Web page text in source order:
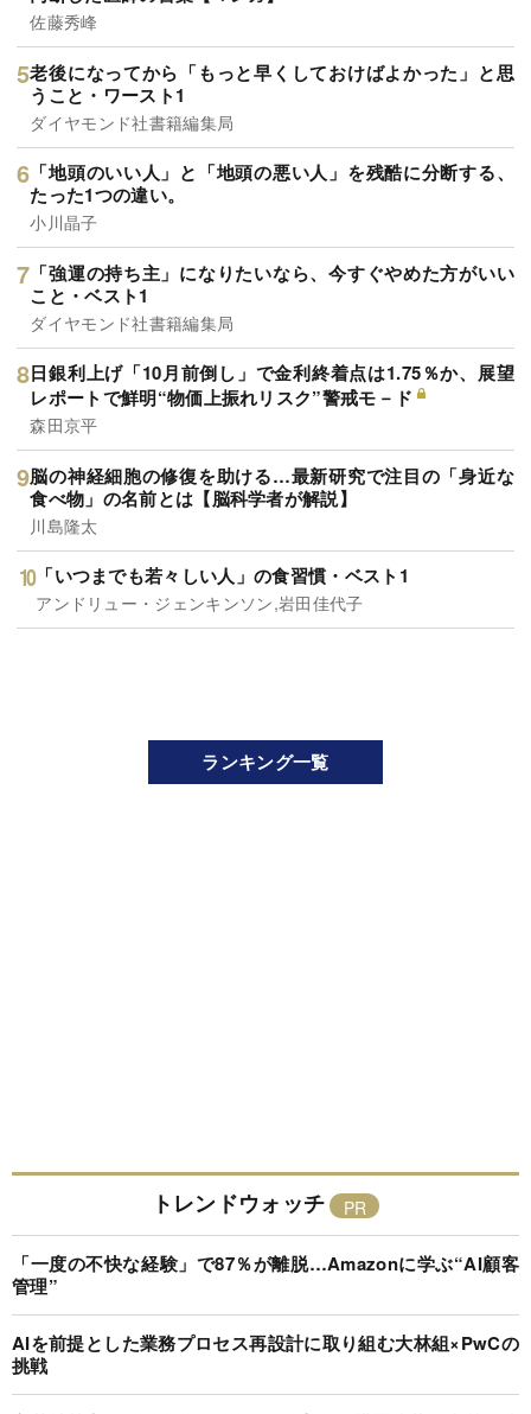
佐藤秀峰
老後になってから「もっと早くしておけばよかった」と思
うこと・ワースト1
ダイヤモンド社書籍編集局
「地頭のいい人」と「地頭の悪い人」を残酷に分断する、
たった1つの違い。
小川晶子
「強運の持ち主」になりたいなら、今すぐやめた方がいい
こと・ベスト1
ダイヤモンド社書籍編集局
日銀利上げ「10月前倒し」で金利終着点は1.75％か、展望
レポートで鮮明“物価上振れリスク”警戒モ－ド
森田京平
脳の神経細胞の修復を助ける…最新研究で注目の「身近な
食べ物」の名前とは【脳科学者が解説】
川島隆太
「いつまでも若々しい人」の食習慣・ベスト1
アンドリュー・ジェンキンソン,岩田佳代子
ランキング一覧
トレンドウォッチ
「一度の不快な経験」で87％が離脱…Amazonに学ぶ“AI顧客
管理”
AIを前提とした業務プロセス再設計に取り組む大林組×PwCの
挑戦